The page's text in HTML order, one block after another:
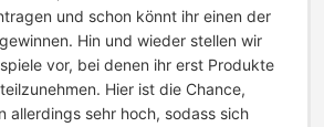
und schon könnt ihr einen der
Hin und wieder stellen wir
vor, bei denen ihr erst Produkte
Hier ist die Chance,
allerdings sehr hoch, sodass sich